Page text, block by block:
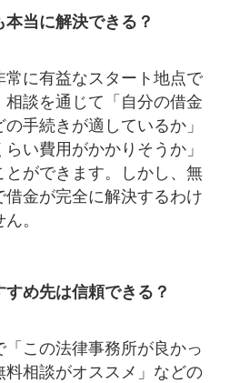
当に解決できる？
常に有益なスタート地点で
相談を通じて「自分の借金
手続きが適しているか」
らい費用がかかりそうか」
とができます。しかし、無
借金が完全に解決するわけ
。
め先は信頼できる？
「この法律事務所が良かっ
料相談がオススメ」などの